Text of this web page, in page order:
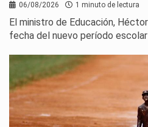
06/08/2026 1 minuto de lectura
El ministro de Educación,
fecha del nuevo período